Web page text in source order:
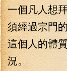
一個凡人想
須經過宗門
這個人的體
況。